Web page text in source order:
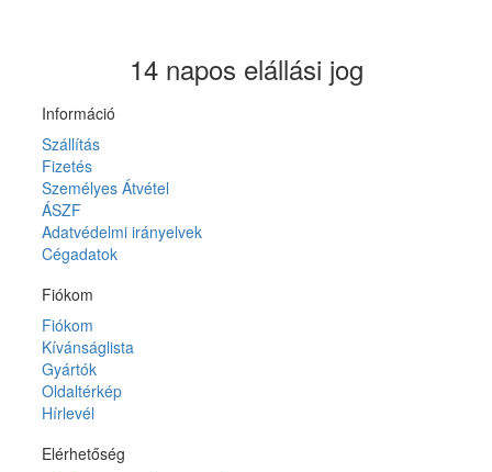
14 napos elállási jog
Információ
Szállítás
Fizetés
Személyes Átvétel
ÁSZF
Adatvédelmi irányelvek
Cégadatok
Fiókom
Fiókom
Kívánságlista
Gyártók
Oldaltérkép
Hírlevél
Elérhetőség